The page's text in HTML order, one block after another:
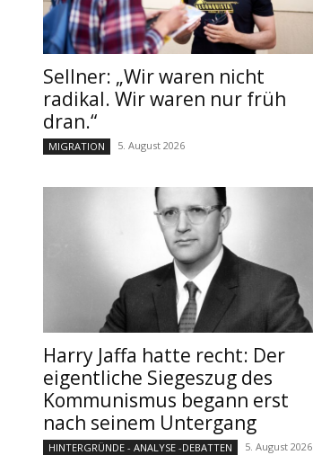
Sellner: „Wir waren nicht
radikal. Wir waren nur früh
dran.“
MIGRATION 5. August 2026
Harry Jaffa hatte recht: Der
eigentliche Siegeszug des
Kommunismus begann erst
nach seinem Untergang
HINTERGRÜNDE - ANALYSE -DEBATTEN 5. August 2026